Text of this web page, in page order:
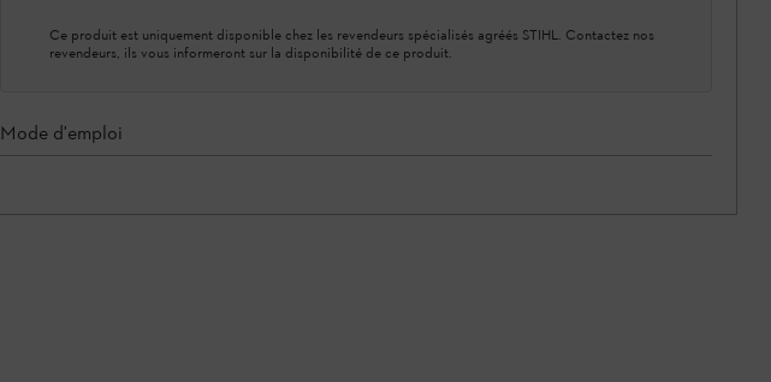
Ce produit est uniquement disponible chez les revendeurs spécialisés agréés STIHL. Contactez nos
revendeurs, ils vous informeront sur la disponibilité de ce produit.
Mode d'emploi